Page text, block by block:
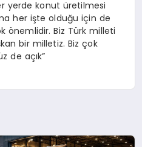
yerde konut üretilmesi
her işte olduğu için de
önemlidir. Biz Türk milleti
bir milletiz. Biz çok
de açık”